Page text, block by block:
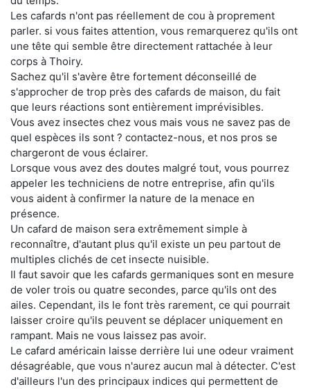
Les cafards n'ont pas réellement de cou à proprement
parler. si vous faites attention, vous remarquerez qu'ils ont
une tête qui semble être directement rattachée à leur
corps à Thoiry.
Sachez qu'il s'avère être fortement déconseillé de
s'approcher de trop près des cafards de maison, du fait
que leurs réactions sont entièrement imprévisibles.
Vous avez insectes chez vous mais vous ne savez pas de
quel espèces ils sont ? contactez-nous, et nos pros se
chargeront de vous éclairer.
Lorsque vous avez des doutes malgré tout, vous pourrez
appeler les techniciens de notre entreprise, afin qu'ils
vous aident à confirmer la nature de la menace en
présence.
Un cafard de maison sera extrêmement simple à
reconnaître, d'autant plus qu'il existe un peu partout de
multiples clichés de cet insecte nuisible.
Il faut savoir que les cafards germaniques sont en mesure
de voler trois ou quatre secondes, parce qu'ils ont des
ailes. Cependant, ils le font très rarement, ce qui pourrait
laisser croire qu'ils peuvent se déplacer uniquement en
rampant. Mais ne vous laissez pas avoir.
Le cafard américain laisse derrière lui une odeur vraiment
désagréable, que vous n'aurez aucun mal à détecter. C'est
d'ailleurs l'un des principaux indices qui permettent de